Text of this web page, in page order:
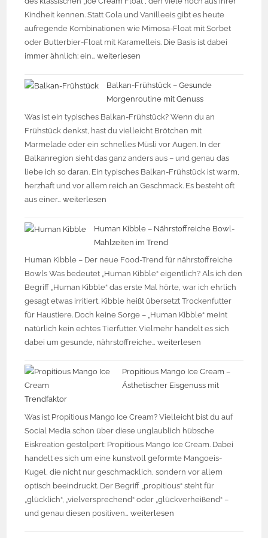
Kindheit kennen. Statt Cola und Vanilleeis gibt es heute
aufregende Kombinationen wie Mimosa-Float mit Sorbet
oder Butterbier-Float mit Karamelleis. Die Basis ist dabei
immer ähnlich: ein…weiterlesen
Balkan-Frühstück – Gesunde
Morgenroutine mit Genuss
Was ist ein typisches Balkan-Frühstück? Wenn du an
Frühstück denkst, hast du vielleicht Brötchen mit
Marmelade oder ein schnelles Müsli vor Augen. In der
Balkanregion sieht das ganz anders aus – und genau das
liebe ich so daran. Ein typisches Balkan-Frühstück ist warm,
herzhaft und vor allem reich an Geschmack. Es besteht oft
aus einer…weiterlesen
Human Kibble – Nährstoffreiche Bowl-
Mahlzeiten im Trend
Human Kibble – Der neue Food-Trend für nährstoffreiche
Bowls Was bedeutet „Human Kibble“ eigentlich? Als ich den
Begriff „Human Kibble“ das erste Mal hörte, war ich ehrlich
gesagt etwas irritiert. Kibble heißt übersetzt Trockenfutter
für Haustiere. Doch keine Sorge – „Human Kibble“ meint
natürlich kein echtes Tierfutter. Vielmehr handelt es sich
dabei um gesunde, nährstoffreiche…weiterlesen
Propitious Mango Ice Cream –
Ästhetischer Eisgenuss mit
Trendfaktor
Was ist Propitious Mango Ice Cream? Vielleicht bist du auf
Social Media schon über diese unglaublich hübsche
Eiskreation gestolpert: Propitious Mango Ice Cream. Dabei
handelt es sich um eine kunstvoll geformte Mangoeis-
Kugel, die nicht nur geschmacklich, sondern vor allem
optisch beeindruckt. Der Begriff „propitious“ steht für
„glücklich“, „vielversprechend“ oder „glückverheißend“ –
und genau diesen positiven…weiterlesen